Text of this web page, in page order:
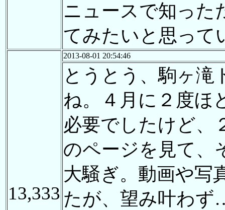
ニュースで知った
てみたいと思って
13,333
2013-08-01 20:54:46
とうとう、駒ヶ滝
ね。４月に２度ほ
必要でしたけど、
のページを見て、
大騒ぎ。動画や写
たが、望み叶わ